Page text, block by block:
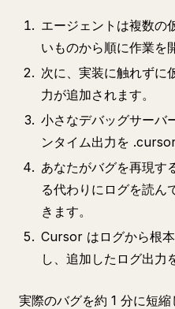
エージェントは複数の
いものから順に作業を
次に、実装に触れずに
力が追加されます。
小さなデバッグサーバ
ンタイム出力を
あなたがバグを再現す
る代わりにログを読ん
きます。
Cursor はログから根
し、追加したログ出力
実際のバグを約 1 分に短縮